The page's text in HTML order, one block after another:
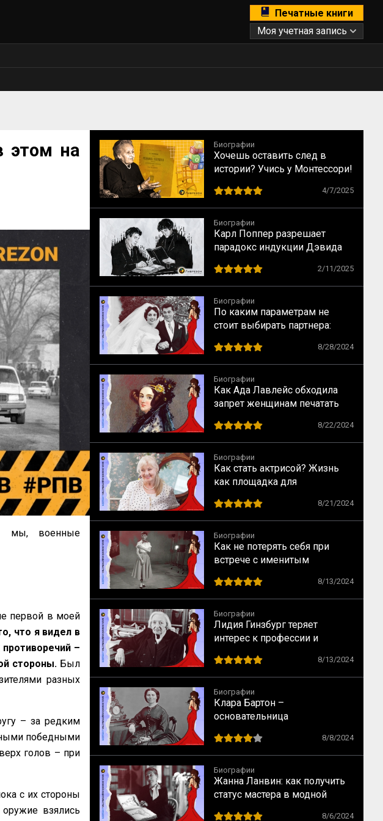
Печатные книги
Моя учетная запись
этом на
мы, военные
первой в моей
что я видел в
–
стороны. Был
разных
– за редким
победными
голов – при
с их стороны
взялись
Биографии
Хочешь оставить след в
истории? Учись у Монтессори!
наследие
4/7/2025
Биографии
Карл Поппер разрешает
парадокс индукции Дэвида
2/11/2025
Биографии
По каким параметрам не
стоит выбирать партнера:
8/28/2024
Биографии
Как Ада Лавлейс обходила
запрет женщинам печатать
8/22/2024
Биографии
Как стать актрисой? Жизнь
как площадка для
8/21/2024
Биографии
Как не потерять себя при
встрече с именитым
Хепбёрн
8/13/2024
Биографии
Лидия Гинзбург теряет
интерес к профессии и
8/13/2024
Биографии
Клара Бартон –
основательница
Креста
8/8/2024
Биографии
Жанна Ланвин: как получить
статус мастера в модной
8/6/2024